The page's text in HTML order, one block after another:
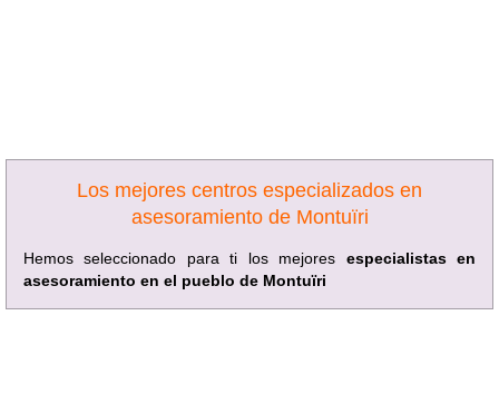
Los mejores centros especializados en
asesoramiento de Montuïri
Hemos seleccionado para ti los mejores especialistas en
asesoramiento en el pueblo de Montuïri